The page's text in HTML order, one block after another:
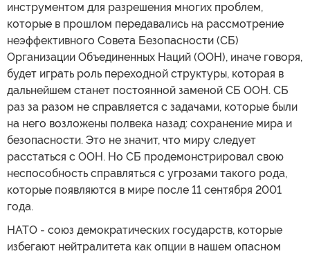
инструментом для разрешения многих проблем,
которые в прошлом передавались на рассмотрение
неэффективного Совета Безопасности (СБ)
Организации Объединенных Наций (ООН), иначе говоря,
будет играть роль переходной структуры, которая в
дальнейшем станет постоянной заменой СБ ООН. СБ
раз за разом не справляется с задачами, которые были
на него возложены полвека назад: сохранение мира и
безопасности. Это не значит, что миру следует
расстаться с ООН. Но СБ продемонстрировал свою
неспособность справляться с угрозами такого рода,
которые появляются в мире после 11 сентября 2001
года.
НАТО - союз демократических государств, которые
избегают нейтралитета как опции в нашем опасном